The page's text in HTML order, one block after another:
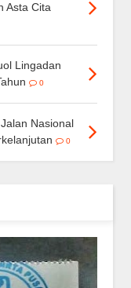
Asta Cita
Lingadan
0
Nasional
0